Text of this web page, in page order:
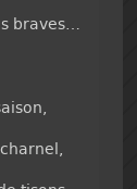
braves…